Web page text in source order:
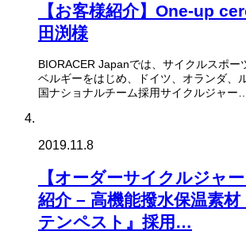
【お客様紹介】One-up
田渕様
BIORACER Japanでは、サイクルスポー
ベルギーをはじめ、ドイツ、オランダ、
国ナショナルチーム採用サイクルジャー
2019.11.8
【オーダーサイクルジャ
紹介 – 高機能撥水保温素
テンペスト』採用…